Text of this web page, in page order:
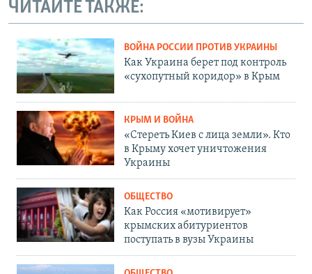
ЧИТАЙТЕ ТАКЖЕ:
ВОЙНА РОССИИ ПРОТИВ УКРАИНЫ
Как Украина берет под контроль
«сухопутный коридор» в Крым
КРЫМ И ВОЙНА
«Стереть Киев с лица земли». Кто
в Крыму хочет уничтожения
Украины
ОБЩЕСТВО
Как Россия «мотивирует»
крымских абитуриентов
поступать в вузы Украины